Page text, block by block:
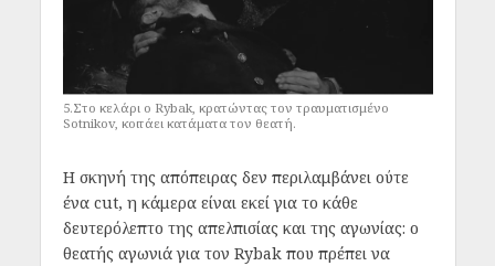
5.Στο κελάρι ο Rybak, κρατώντας τον τραυματισμένο
Sotnikov, κοιτάει κατάματα τον θεατή.
Η σκηνή της απόπειρας δεν περιλαμβάνει ούτε
ένα cut, η κάμερα είναι εκεί για το κάθε
δευτερόλεπτο της απελπισίας και της αγωνίας: ο
θεατής αγωνιά για τον Rybak που πρέπει να